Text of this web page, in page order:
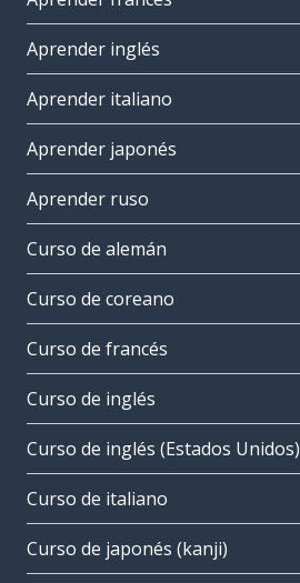
Aprender inglés
Aprender italiano
Aprender japonés
Aprender ruso
Curso de alemán
Curso de coreano
Curso de francés
Curso de inglés
Curso de inglés (Estados Unidos)
Curso de italiano
Curso de japonés (kanji)